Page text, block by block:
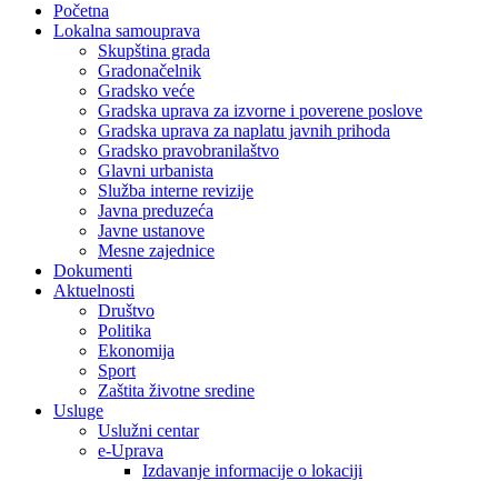
Početna
Lokalna samouprava
Skupština grada
Gradonačelnik
Gradsko veće
Gradska uprava za izvorne i poverene poslove
Gradska uprava za naplatu javnih prihoda
Gradsko pravobranilaštvo
Glavni urbanista
Služba interne revizije
Javna preduzeća
Javne ustanove
Mesne zajednice
Dokumenti
Aktuelnosti
Društvo
Politika
Ekonomija
Sport
Zaštita životne sredine
Usluge
Uslužni centar
e-Uprava
Izdavanje informacije o lokaciji